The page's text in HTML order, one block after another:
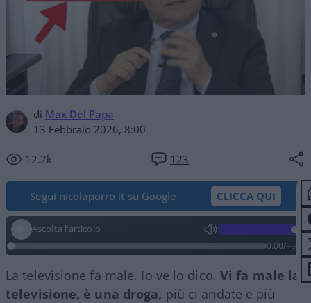
di Max Del Papa
13 Febbraio 2026, 8:00
12.2k 123
Segui nicolaporro.it su Google CLICCA QUI
Ascolta l'articolo
0:00/--:--
La televisione fa male. Io ve lo dico. Vi fa male la
televisione, è una droga, più ci andate e più